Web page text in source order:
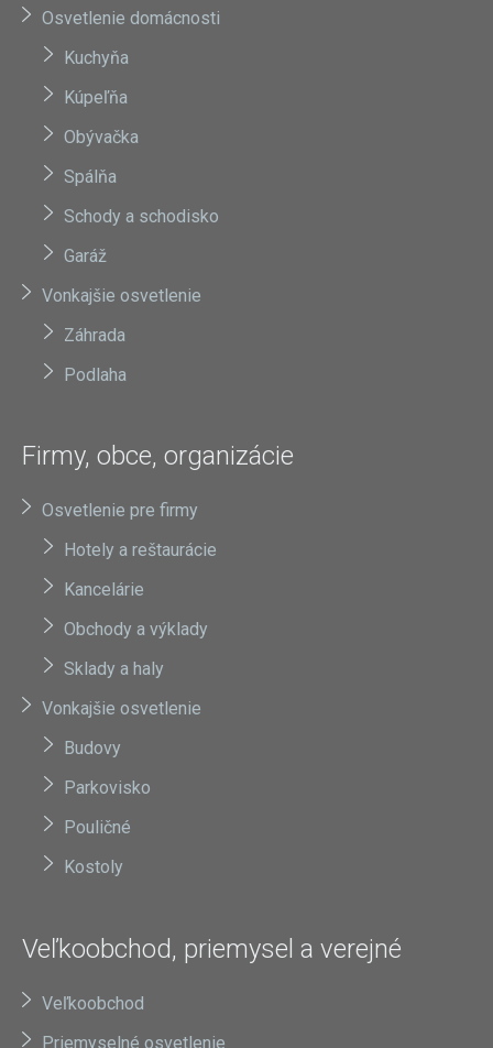
Osvetlenie domácnosti
Kuchyňa
Kúpeľňa
Obývačka
Spálňa
Schody a schodisko
Garáž
Vonkajšie osvetlenie
Záhrada
Podlaha
Firmy, obce, organizácie
Osvetlenie pre firmy
Hotely a reštaurácie
Kancelárie
Obchody a výklady
Sklady a haly
Vonkajšie osvetlenie
Budovy
Parkovisko
Pouličné
Kostoly
Veľkoobchod, priemysel a verejné
Veľkoobchod
Priemyselné osvetlenie